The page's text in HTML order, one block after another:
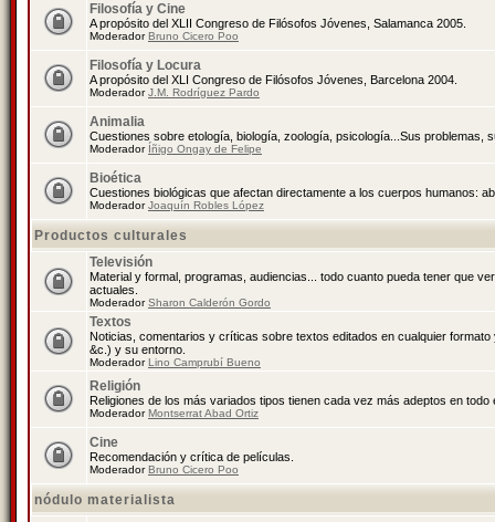
Filosofía y Cine
A propósito del XLII Congreso de Filósofos Jóvenes, Salamanca 2005.
ModeradorBruno Cicero Poo
Filosofía y Locura
A propósito del XLI Congreso de Filósofos Jóvenes, Barcelona 2004.
ModeradorJ.M. Rodríguez Pardo
Animalia
Cuestiones sobre etología, biología, zoología, psicología...Sus problemas,
Moderador Íñigo Ongay de Felipe
Bioética
Cuestiones biológicas que afectan directamente a los cuerpos humanos:
ModeradorJoaquín Robles López
Productos culturales
Televisión
Material y formal, programas, audiencias... todo cuanto pueda tener que
actuales.
ModeradorSharon Calderón Gordo
Textos
Noticias, comentarios y críticas sobre textos editados en cualquier
&c.) y su entorno.
ModeradorLino Camprubí Bueno
Religión
Religiones de los más variados tipos tienen cada vez más adeptos en todo
ModeradorMontserrat Abad Ortiz
Cine
Recomendación y crítica de películas.
ModeradorBruno Cicero Poo
nódulo materialista